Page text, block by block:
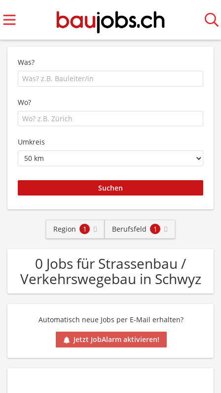
Was?
Wo?
Umkreis
Region 1 Berufsfeld 1
0 Jobs für Strassenbau /
Verkehrswegebau in Schwyz
Automatisch neue Jobs per E-Mail erhalten?
Jetzt JobAlarm aktivieren!